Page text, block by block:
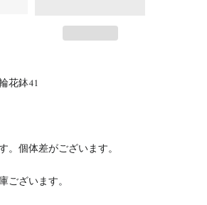
花鉢41
個体差がございます。
ざいます。